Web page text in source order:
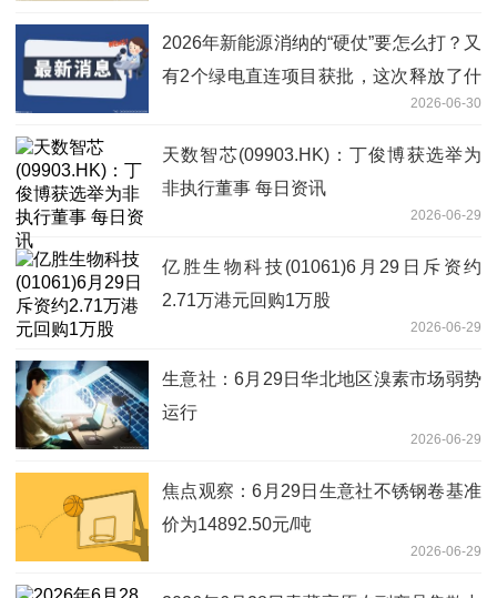
2026年新能源消纳的“硬仗”要怎么打？又
有2个绿电直连项目获批，这次释放了什
么信号？煤化工、新材料，谁更需要绿
电？ 焦点热议
2026-06-30
天数智芯(09903.HK)：丁俊博获选举为
非执行董事 每日资讯
2026-06-29
亿胜生物科技(01061)6月29日斥资约
2.71万港元回购1万股
2026-06-29
生意社：6月29日华北地区溴素市场弱势
运行
2026-06-29
焦点观察：6月29日生意社不锈钢卷基准
价为14892.50元/吨
2026-06-29